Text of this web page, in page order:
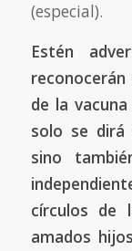
(especial).
Estén
de la
solo se dirá
sino
círculos de
amados